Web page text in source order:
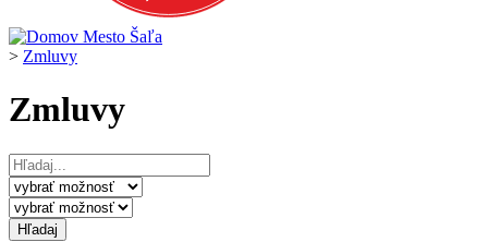
> Zmluvy
Zmluvy